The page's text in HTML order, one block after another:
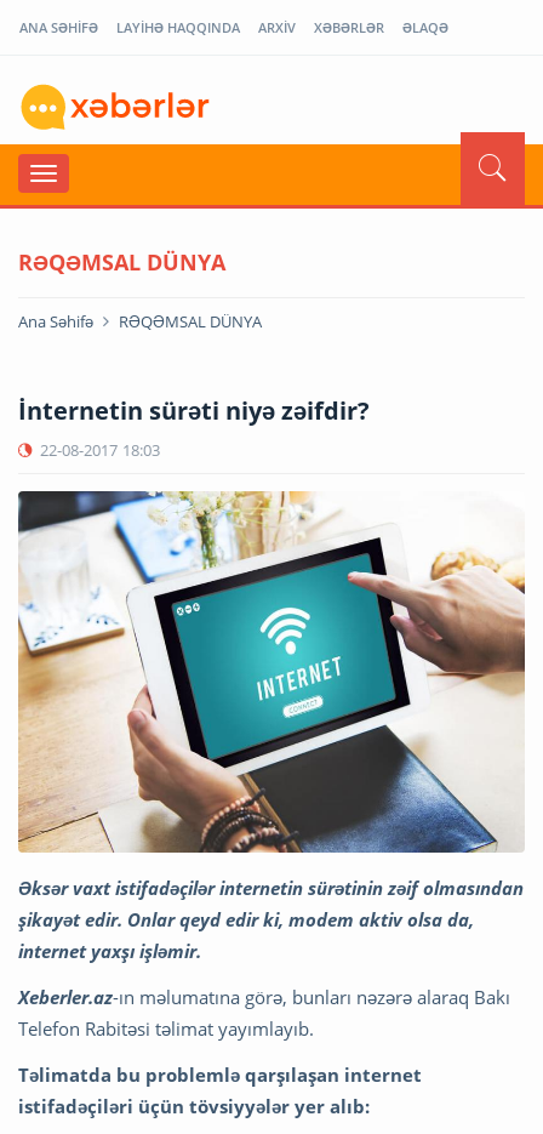
ANA SƏHİFƏ LAYİHƏ HAQQINDA ARXİV XƏBƏRLƏR ƏLAQƏ
RƏQƏMSAL DÜNYA
Ana Səhifə RƏQƏMSAL DÜNYA
İnternetin sürəti niyə zəifdir?
22-08-2017 18:03
Əksər vaxt istifadəçilər internetin sürətinin zəif olmasından
şikayət edir. Onlar qeyd edir ki, modem aktiv olsa da,
internet yaxşı işləmir.
Xeberler.az-ın məlumatına görə, bunları nəzərə alaraq Bakı
Telefon Rabitəsi təlimat yayımlayıb.
Təlimatda bu problemlə qarşılaşan internet
istifadəçiləri üçün tövsiyyələr yer alıb: